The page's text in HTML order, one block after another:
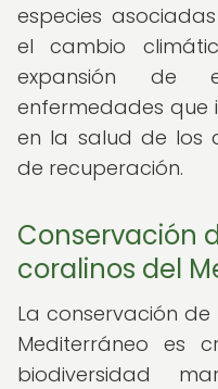
especies
el cambio
expansión de
enfermedades
en la salud de los
de recuperación.
Conservación
coralinos del
La conservación
Mediterráneo es
biodiversidad